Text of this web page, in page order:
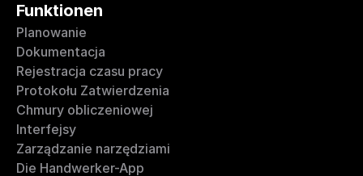
Funktionen
Planowanie
Dokumentacja
Rejestracja czasu pracy
Protokołu Zatwierdzenia
Chmury obliczeniowej
Interfejsy
Zarządzanie narzędziami
Die Handwerker-App